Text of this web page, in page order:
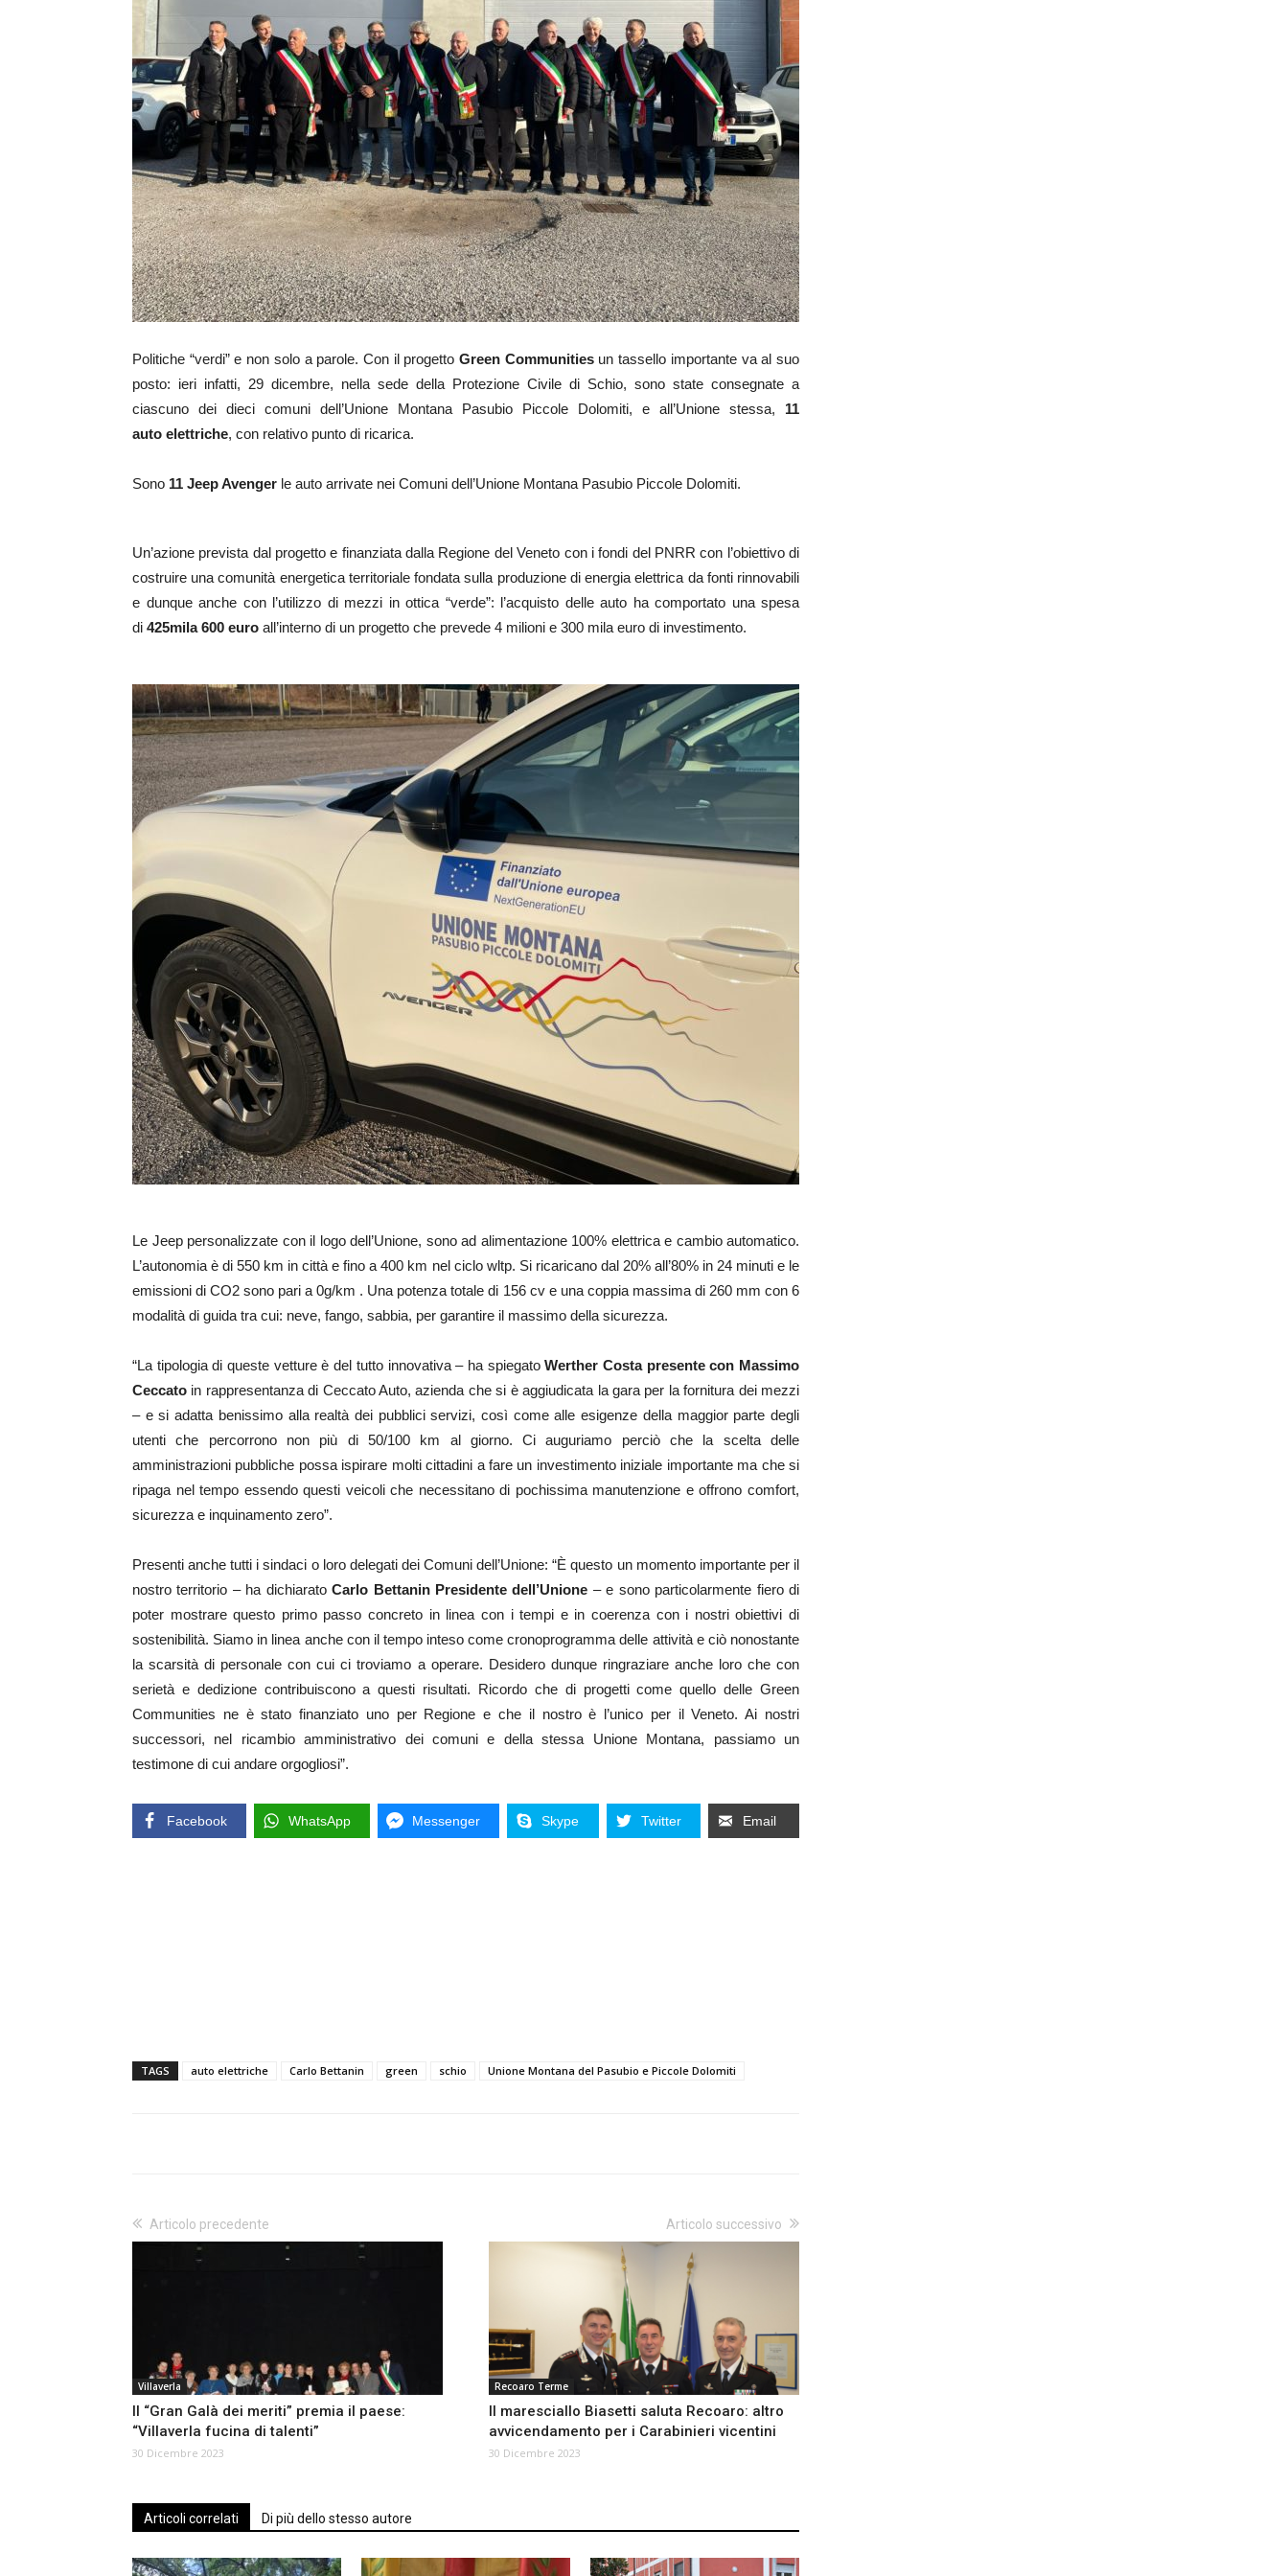
Politiche “verdi” e non solo a parole. Con il progettoGreen Communitiesun tassello importante va al suo
posto: ieri infatti, 29 dicembre, nella sede della Protezione Civile di Schio, sono state consegnate a
ciascuno dei dieci comuni dell’Unione Montana Pasubio Piccole Dolomiti, e all’Unione stessa, 11
auto elettriche, con relativo punto di ricarica.
Sono 11 Jeep Avenger le auto arrivate nei Comuni dell’Unione Montana Pasubio Piccole Dolomiti.
Un’azione prevista dal progetto e finanziata dalla Regione del Veneto con i fondi del PNRR con l’obiettivo di
costruire una comunità energetica territoriale fondata sulla produzione di energia elettrica da fonti rinnovabili
e dunque anche con l’utilizzo di mezzi in ottica “verde”: l’acquisto delle auto ha comportato una spesa
di 425mila 600 euro all’interno di un progetto che prevede 4 milioni e 300 mila euro di investimento.
Le Jeep personalizzate con il logo dell’Unione, sono ad alimentazione 100% elettrica e cambio automatico.
L’autonomia è di 550 km in città e fino a 400 km nel ciclo wltp. Si ricaricano dal 20% all’80% in 24 minuti e le
emissioni di CO2 sono pari a 0g/km . Una potenza totale di 156 cv e una coppia massima di 260 mm con 6
modalità di guida tra cui: neve, fango, sabbia, per garantire il massimo della sicurezza.
“La tipologia di queste vetture è del tutto innovativa – ha spiegatoWerther Costa presente con Massimo
Ceccato in rappresentanza di Ceccato Auto, azienda che si è aggiudicata la gara per la fornitura dei mezzi
– e si adatta benissimo alla realtà dei pubblici servizi, così come alle esigenze della maggior parte degli
utenti che percorrono non più di 50/100 km al giorno. Ci auguriamo perciò che la scelta delle
amministrazioni pubbliche possa ispirare molti cittadini a fare un investimento iniziale importante ma che si
ripaga nel tempo essendo questi veicoli che necessitano di pochissima manutenzione e offrono comfort,
sicurezza e inquinamento zero”.
Presenti anche tutti i sindaci o loro delegati dei Comuni dell’Unione: “È questo un momento importante per il
nostro territorio – ha dichiaratoCarlo Bettanin Presidente dell’Unione – e sono particolarmente fiero di
poter mostrare questo primo passo concreto in linea con i tempi e in coerenza con i nostri obiettivi di
sostenibilità. Siamo in linea anche con il tempo inteso come cronoprogramma delle attività e ciò nonostante
la scarsità di personale con cui ci troviamo a operare. Desidero dunque ringraziare anche loro che con
serietà e dedizione contribuiscono a questi risultati. Ricordo che di progetti come quello delle Green
Communities ne è stato finanziato uno per Regione e che il nostro è l’unico per il Veneto. Ai nostri
successori, nel ricambio amministrativo dei comuni e della stessa Unione Montana, passiamo un
testimone di cui andare orgogliosi”.
Facebook WhatsApp Messenger Skype Twitter Email
TAGS auto elettriche Carlo Bettanin green schio Unione Montana del Pasubio e Piccole Dolomiti
Articolo precedente
Villaverla
Il “Gran Galà dei meriti” premia il paese:
“Villaverla fucina di talenti”
30 Dicembre 2023
Articolo successivo
Recoaro Terme
Il maresciallo Biasetti saluta Recoaro: altro
avvicendamento per i Carabinieri vicentini
30 Dicembre 2023
Articoli correlati Di più dello stesso autore